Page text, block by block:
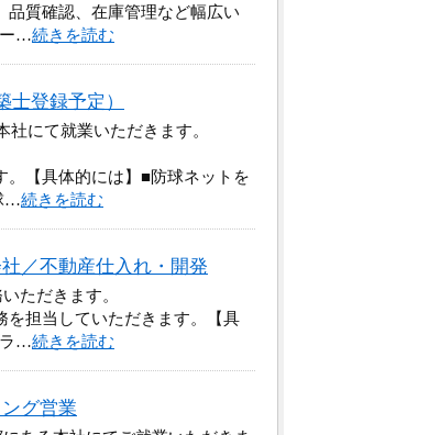
品質確認、在庫管理など幅広い
ー…続きを読む
登録予定）
にて就業いただきます。
。【具体的には】■防球ネットを
…続きを読む
／不動産仕入れ・開発
ただきます。
を担当していただきます。【具
ラ…続きを読む
グ営業